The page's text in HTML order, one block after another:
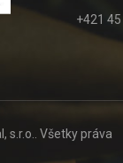
+421
s.r.o.. Všetky práva